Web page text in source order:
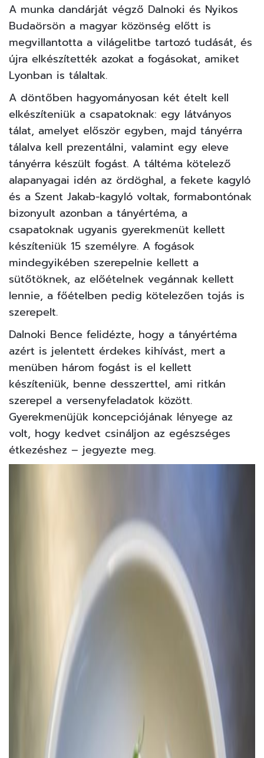
A munka dandárját végző Dalnoki és Nyikos
Budaörsön a magyar közönség előtt is
megvillantotta a világelitbe tartozó tudását, és
újra elkészítették azokat a fogásokat, amiket
Lyonban is tálaltak.
A döntőben hagyományosan két ételt kell
elkészíteniük a csapatoknak: egy látványos
tálat, amelyet először egyben, majd tányérra
tálalva kell prezentálni, valamint egy eleve
tányérra készült fogást. A táltéma kötelező
alapanyagai idén az ördöghal, a fekete kagyló
és a Szent Jakab-kagyló voltak, formabontónak
bizonyult azonban a tányértéma, a
csapatoknak ugyanis gyerekmenüt kellett
készíteniük 15 személyre. A fogások
mindegyikében szerepelnie kellett a
sütőtöknek, az előételnek vegánnak kellett
lennie, a főételben pedig kötelezően tojás is
szerepelt.
Dalnoki Bence felidézte, hogy a tányértéma
azért is jelentett érdekes kihívást, mert a
menüben három fogást is el kellett
készíteniük, benne desszerttel, ami ritkán
szerepel a versenyfeladatok között.
Gyerekmenüjük koncepciójának lényege az
volt, hogy kedvet csináljon az egészséges
étkezéshez – jegyezte meg.